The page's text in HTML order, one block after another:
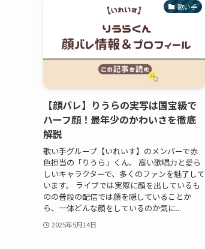
歌い手
【顔バレ】りうらの実写は国宝級で
ハーフ顔！最年少のかわいさを徹底
解説
歌い手グループ【いれいす】のメンバーで赤
色担当の「りうら」くん。 高い歌唱力と愛ら
しいキャラクターで、多くのファンを魅了して
います。 ライブでは実際に顔を出しているも
のの普段の配信では顔を隠していることか
ら、一体どんな顔をしているのか気に...
2025年5月14日